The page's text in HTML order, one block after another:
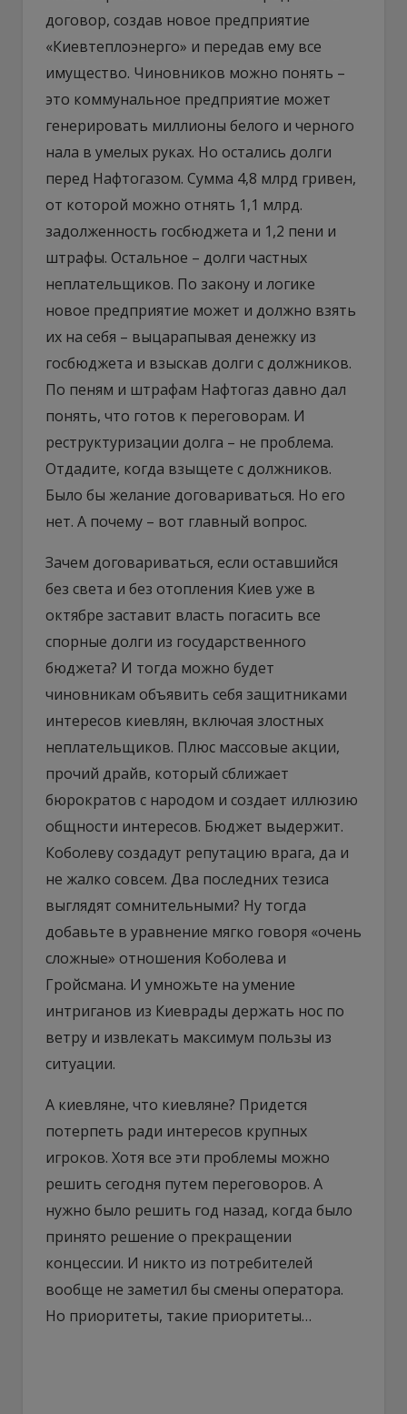
договор, создав новое предприятие
«Киевтеплоэнерго» и передав ему все
имущество. Чиновников можно понять –
это коммунальное предприятие может
генерировать миллионы белого и черного
нала в умелых руках. Но остались долги
перед Нафтогазом. Сумма 4,8 млрд гривен,
от которой можно отнять 1,1 млрд.
задолженность госбюджета и 1,2 пени и
штрафы. Остальное – долги частных
неплательщиков. По закону и логике
новое предприятие может и должно взять
их на себя – выцарапывая денежку из
госбюджета и взыскав долги с должников.
По пеням и штрафам Нафтогаз давно дал
понять, что готов к переговорам. И
реструктуризации долга – не проблема.
Отдадите, когда взыщете с должников.
Было бы желание договариваться. Но его
нет. А почему – вот главный вопрос.
Зачем договариваться, если оставшийся
без света и без отопления Киев уже в
октябре заставит власть погасить все
спорные долги из государственного
бюджета? И тогда можно будет
чиновникам объявить себя защитниками
интересов киевлян, включая злостных
неплательщиков. Плюс массовые акции,
прочий драйв, который сближает
бюрократов с народом и создает иллюзию
общности интересов. Бюджет выдержит.
Коболеву создадут репутацию врага, да и
не жалко совсем. Два последних тезиса
выглядят сомнительными? Ну тогда
добавьте в уравнение мягко говоря «очень
сложные» отношения Коболева и
Гройсмана. И умножьте на умение
интриганов из Киеврады держать нос по
ветру и извлекать максимум пользы из
ситуации.
А киевляне, что киевляне? Придется
потерпеть ради интересов крупных
игроков. Хотя все эти проблемы можно
решить сегодня путем переговоров. А
нужно было решить год назад, когда было
принято решение о прекращении
концессии. И никто из потребителей
вообще не заметил бы смены оператора.
Но приоритеты, такие приоритеты…